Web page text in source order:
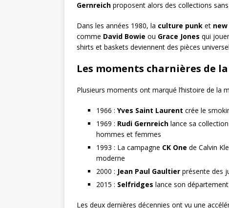
Gernreich proposent alors des collections
Dans les années 1980, la culture punk et
comme David Bowie ou Grace Jones qui
shirts et baskets deviennent des pièces
Les moments charnières de
Plusieurs moments ont marqué l’histoire de la
1966 : Yves Saint Laurent crée le
1969 : Rudi Gernreich lance sa
hommes et femmes
1993 : La campagne CK One de Calvin
moderne
2000 : Jean Paul Gaultier présente des
2015 : Selfridges lance son
Les deux dernières décennies ont vu une